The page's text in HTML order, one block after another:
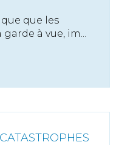
que les
à vue, im...